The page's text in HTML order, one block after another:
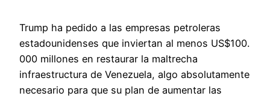
Trump ha pedido a las empresas petroleras
estadounidenses que inviertan al menos US$100.
000 millones en restaurar la maltrecha
infraestructura de Venezuela, algo absolutamente
necesario para que su plan de aumentar las